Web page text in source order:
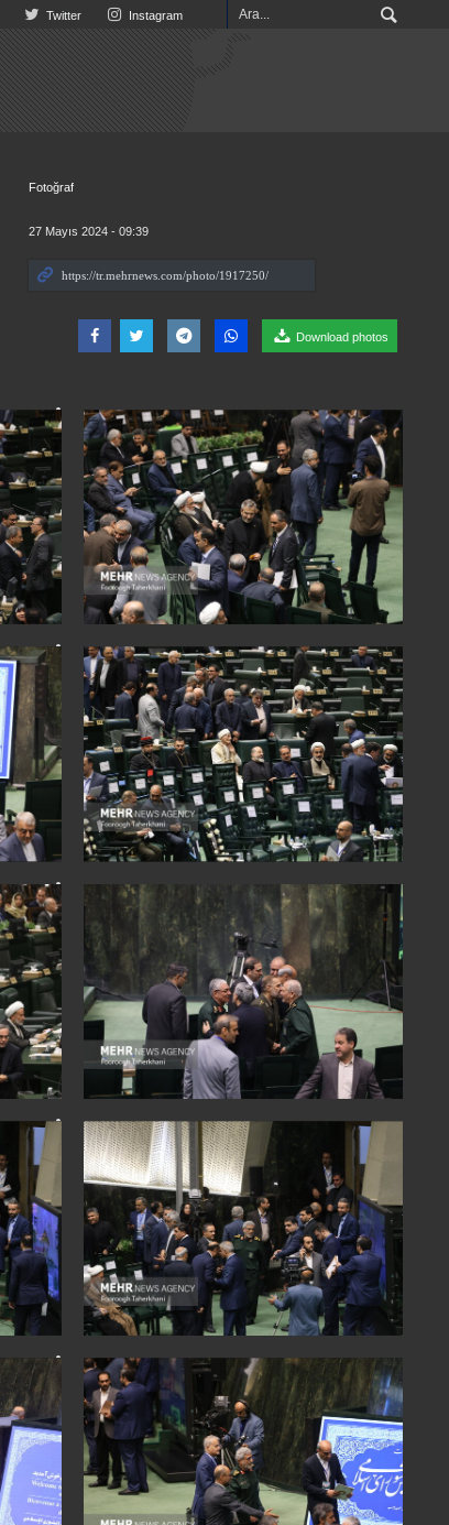
Twitter Instagram
Fotoğraf
27 Mayıs 2024 - 09:39
Download photos